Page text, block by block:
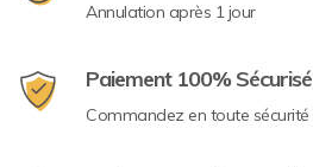
Annulation après 1 jour
Paiement 100% Sécurisé
Commandez en toute sécurité